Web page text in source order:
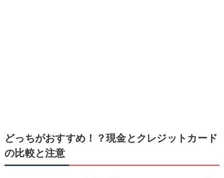
どっちがおすすめ！？現金とクレジットカード
の比較と注意